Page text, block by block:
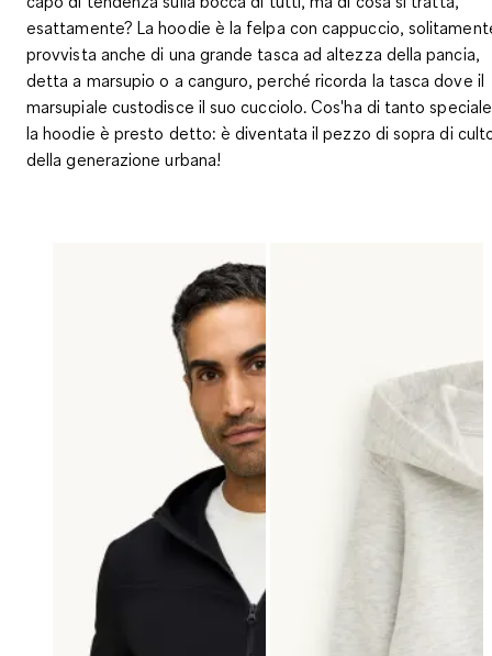
esattamente? La hoodie è la felpa con cappuccio,
provvista anche di una grande tasca ad altezza della pancia,
detta a marsupio o a canguro, perché ricorda la tasca dove il
marsupiale custodisce il suo cucciolo. Cos'ha di tanto speciale
la hoodie è presto detto: è diventata il pezzo di sopra di
della generazione urbana!